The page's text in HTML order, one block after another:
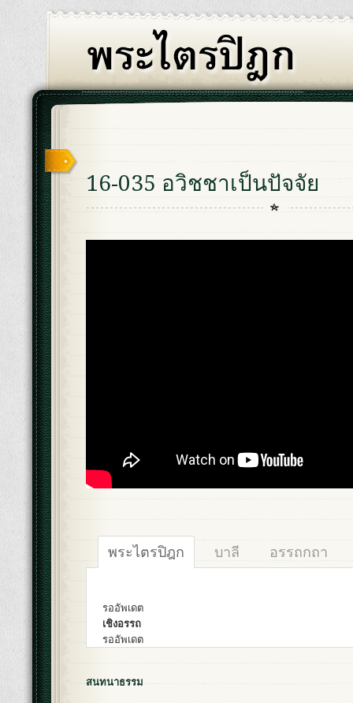
16-035 อวิชชาเป็นปัจจัย
พระไตรปิฎก บาลี อรรถกถา
รออัพเดต
เชิงอรรถ
รออัพเดต
สนทนาธรรม